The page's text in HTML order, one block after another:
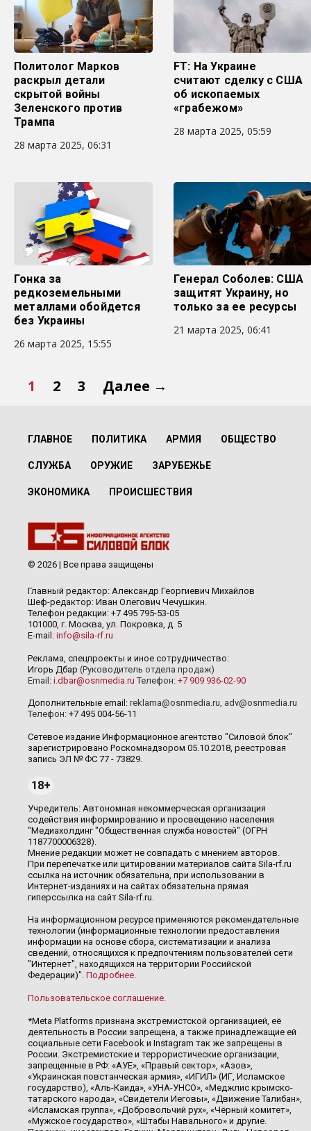
Политолог Марков
раскрыл детали
скрытой войны
Зеленского против
Трампа
28 марта 2025, 06:31
FT: На Украине
считают сделку с США
об ископаемых
«грабежом»
28 марта 2025, 05:59
Гонка за
редкоземельными
металлами обойдется
без Украины
26 марта 2025, 15:55
Генерал Соболев: США
защитят Украину, но
только за ее ресурсы
21 марта 2025, 06:41
1 2 3 Далее →
ГЛАВНОЕ ПОЛИТИКА АРМИЯ ОБЩЕСТВО
СЛУЖБА ОРУЖИЕ ЗАРУБЕЖЬЕ
ЭКОНОМИКА ПРОИСШЕСТВИЯ
© 2026 | Все права защищены
Главный редактор: Александр Георгиевич Михайлов
Шеф-редактор: Иван Олегович Чечушкин.
Телефон редакции: +7 495 795-53-05
101000, г. Москва, ул. Покровка, д. 5
E-mail: info@sila-rf.ru
Реклама, спецпроекты и иное сотрудничество:
Игорь Дбар (Руководитель отдела продаж)
Email: i.dbar@osnmedia.ru Телефон: +7 909 936-02-90
Дополнительные email: reklama@osnmedia.ru, adv@osnmedia.ru
Телефон: +7 495 004-56-11
Сетевое издание Информационное агентство "Силовой блок"
зарегистрировано Роскомнадзором 05.10.2018, реестровая
запись ЭЛ № ФС 77 - 73829.
18+
Учредитель: Автономная некоммерческая организация
содействия информированию и просвещению населения
"Медиахолдинг "Общественная служба новостей" (ОГРН
1187700006328).
Мнение редакции может не совпадать с мнением авторов.
При перепечатке или цитировании материалов сайта Sila-rf.ru
ссылка на источник обязательна, при использовании в
Интернет-изданиях и на сайтах обязательна прямая
гиперссылка на сайт Sila-rf.ru.
На информационном ресурсе применяются рекомендательные
технологии (информационные технологии предоставления
информации на основе сбора, систематизации и анализа
сведений, относящихся к предпочтениям пользователей сети
"Интернет", находящихся на территории Российской
Федерации)". Подробнее.
Пользовательское соглашение.
*Meta Platforms признана экстремистской организацией, её
деятельность в России запрещена, а также принадлежащие ей
социальные сети Facebook и Instagram так же запрещены в
России. Экстремистские и террористические организации,
запрещенные в РФ: «АУЕ», «Правый сектор», «Азов»,
«Украинская повстанческая армия», «ИГИЛ» (ИГ, Исламское
государство), «Аль-Каида», «УНА-УНСО», «Меджлис крымско-
татарского народа», «Свидетели Иеговы», «Движение Талибан»,
«Исламская группа», «Добровольчий рух», «Чёрный комитет»,
«Мужское государство», «Штабы Навального» и другие.